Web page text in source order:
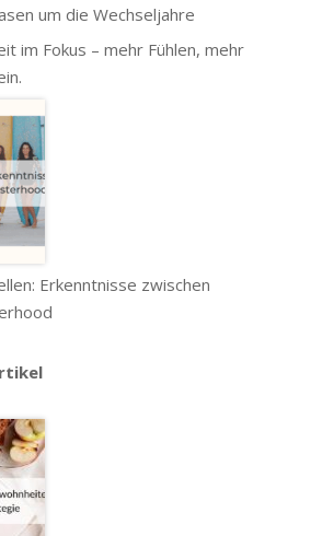
um die Wechseljahre
im Fokus – mehr Fühlen, mehr
Erkenntnisse zwischen